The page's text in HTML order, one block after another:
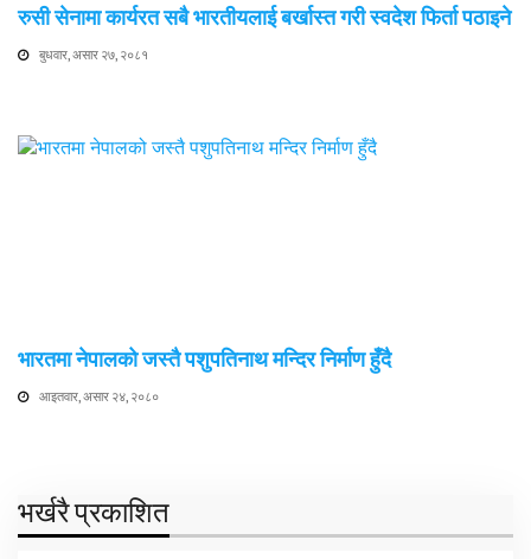
रुसी सेनामा कार्यरत सबै भारतीयलाई बर्खास्त गरी स्वदेश फिर्ता पठाइने
बुधवार, असार २७, २०८१
भारतमा नेपालको जस्तै पशुपतिनाथ मन्दिर निर्माण हुँदै
आइतवार, असार २४, २०८०
भर्खरै प्रकाशित